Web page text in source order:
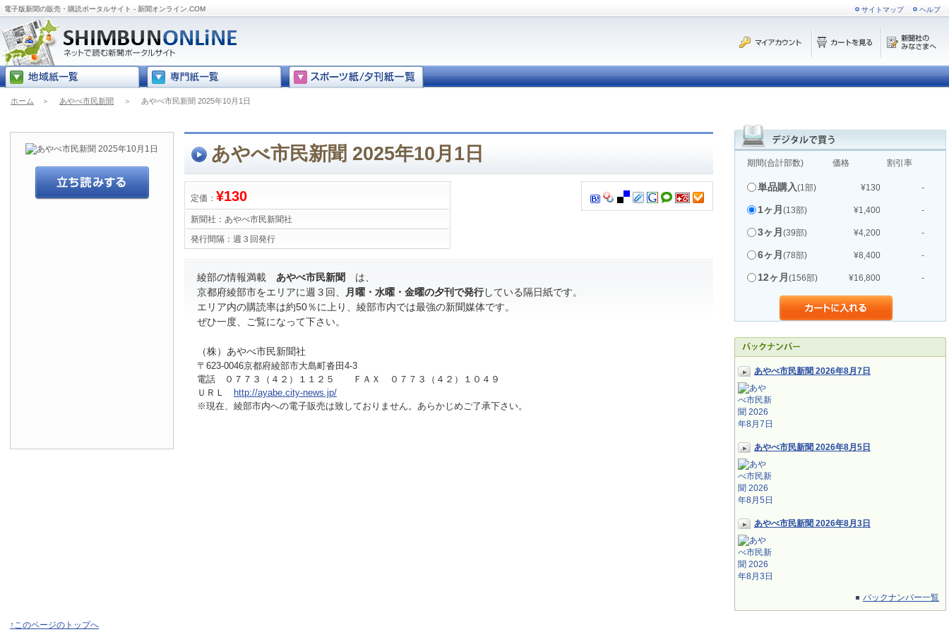
電子版新聞の販売・購読ポータルサイト - 新聞オンライン.COM サイトマップ ヘルプ
ホーム ＞ あやべ市民新聞 ＞ あやべ市民新聞 2025年10月1日
期間(合計部数) 価格 割引率
単品購入(1部) ¥130 -
1ヶ月 (13部) ¥1,400 -
3ヶ月 (39部) ¥4,200 -
6ヶ月 (78部) ¥8,400 -
12ヶ月 (156部) ¥16,800 -
あやべ市民新聞 2026年8月7日
あやべ市民新聞 2026年8月5日
あやべ市民新聞 2026年8月3日
バックナンバー一覧
あやべ市民新聞 2025年10月1日
定価： ¥130
新聞社： あやべ市民新聞社
発行間隔： 週３回発行
綾部の情報満載 あやべ市民新聞 は、
京都府綾部市をエリアに週３回、
月曜・水曜・金曜の夕刊で発行している隔日紙です。
エリア内の購読率は約50％に上り、綾部市内では最強の新聞媒体です。
ぜひ一度、ご覧になって下さい。
（株）あやべ市民新聞社
〒623-0046京都府綾部市大島町沓田4-3
電話 ０７７３（４２）１１２５ ＦＡＸ ０７７３（４２）１０４９
ＵＲＬ
http://ayabe.city-news.jp/
※現在、綾部市内への電子販売は致しておりません。あらかじめご了承下さい。
↑このページのトップへ